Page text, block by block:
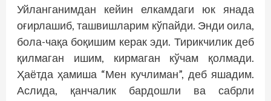
Уйланганимдан кейин елкамдаги юк янада
оғирлашиб, ташвишларим кўпайди. Энди оила,
бола-чақа боқишим керак эди. Тирикчилик деб
қилмаган ишим, кирмаган кўчам қолмади.
Ҳаётда ҳамиша “Мен кучлиман”, деб яшадим.
Аслида, қанчалик бардошли ва сабрли